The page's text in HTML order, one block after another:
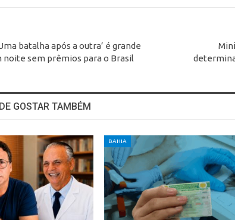
batalha após a outra’ é grande
noite sem prêmios para o Brasil
GOSTAR TAMBÉM
BAHIA